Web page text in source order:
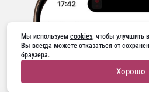
Мы используем cookies, чтобы улучшить
Вы всегда можете отказаться от
браузера.
Хорошо